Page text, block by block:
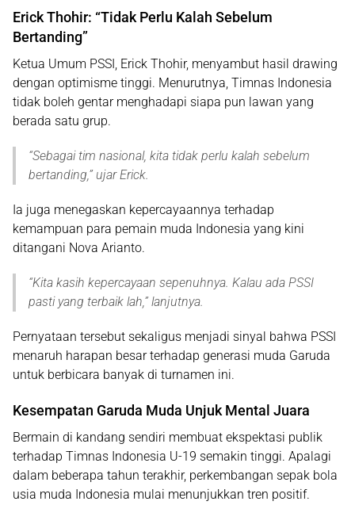
Erick Thohir: “Tidak Perlu Kalah Sebelum
Bertanding”
Ketua Umum PSSI, Erick Thohir, menyambut hasil drawing
dengan optimisme tinggi. Menurutnya, Timnas Indonesia
tidak boleh gentar menghadapi siapa pun lawan yang
berada satu grup.
“Sebagai tim nasional, kita tidak perlu kalah sebelum
bertanding, ” ujar Erick.
Ia juga menegaskan kepercayaannya terhadap
kemampuan para pemain muda Indonesia yang kini
ditangani Nova Arianto.
“Kita kasih kepercayaan sepenuhnya. Kalau ada PSSI
pasti yang terbaik lah, ” lanjutnya.
Pernyataan tersebut sekaligus menjadi sinyal bahwa PSSI
menaruh harapan besar terhadap generasi muda Garuda
untuk berbicara banyak di turnamen ini.
Kesempatan Garuda Muda Unjuk Mental Juara
Bermain di kandang sendiri membuat ekspektasi publik
terhadap Timnas Indonesia U-19 semakin tinggi. Apalagi
dalam beberapa tahun terakhir, perkembangan sepak bola
usia muda Indonesia mulai menunjukkan tren positif.